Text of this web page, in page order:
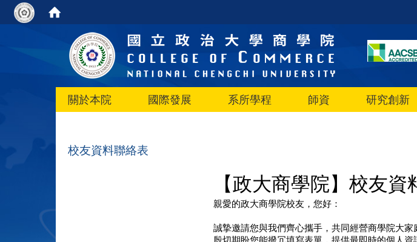
關於本院 國際發展 系所學程 師資 研究創新
校友資料聯絡表